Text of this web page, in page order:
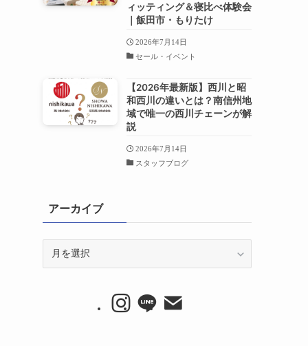
ィッティング＆寝比べ体験会
｜飯田市・もりたけ
2026年7月14日
セール・イベント
【2026年最新版】西川と昭
和西川の違いとは？南信州地
域で唯一の西川チェーンが解
説
2026年7月14日
スタッフブログ
アーカイブ